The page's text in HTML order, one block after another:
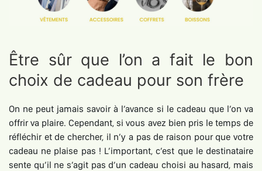
Être sûr que l’on a fait le bon
choix de cadeau pour son frère
On ne peut jamais savoir à l’avance si le cadeau que l’on va
offrir va plaire. Cependant, si vous avez bien pris le temps de
réfléchir et de chercher, il n’y a pas de raison pour que votre
cadeau ne plaise pas ! L’important, c’est que le destinataire
sente qu’il ne s’agit pas d’un cadeau choisi au hasard, mais